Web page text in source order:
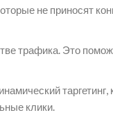
не приносят
трафика. Это
таргетинг,
клики.